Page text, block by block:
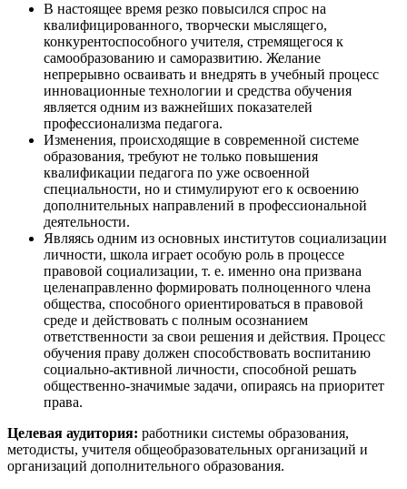
В настоящее время резко повысился спрос на
квалифицированного, творчески мыслящего,
конкурентоспособного учителя, стремящегося к
самообразованию и саморазвитию. Желание
непрерывно осваивать и внедрять в учебный процесс
инновационные технологии и средства обучения
является одним из важнейших показателей
профессионализма педагога.
Изменения, происходящие в современной системе
образования, требуют не только повышения
квалификации педагога по уже освоенной
специальности, но и стимулируют его к освоению
дополнительных направлений в профессиональной
деятельности.
Являясь одним из основных институтов социализации
личности, школа играет особую роль в процессе
правовой социализации, т. е. именно она призвана
целенаправленно формировать полноценного члена
общества, способного ориентироваться в правовой
среде и действовать с полным осознанием
ответственности за свои решения и действия. Процесс
обучения праву должен способствовать воспитанию
социально-активной личности, способной решать
общественно-значимые задачи, опираясь на приоритет
права.
Целевая аудитория: работники системы образования,
методисты, учителя общеобразовательных организаций и
организаций дополнительного образования.